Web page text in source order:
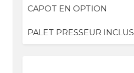
CAPOT EN OPTION
PALET PRESSEUR INCLUS